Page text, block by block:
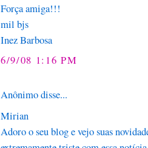
Força amiga!!!
mil bjs
Inez Barbosa
6/9/08 1:16 PM
Anônimo disse...
Mirian
Adoro o seu blog e vejo suas